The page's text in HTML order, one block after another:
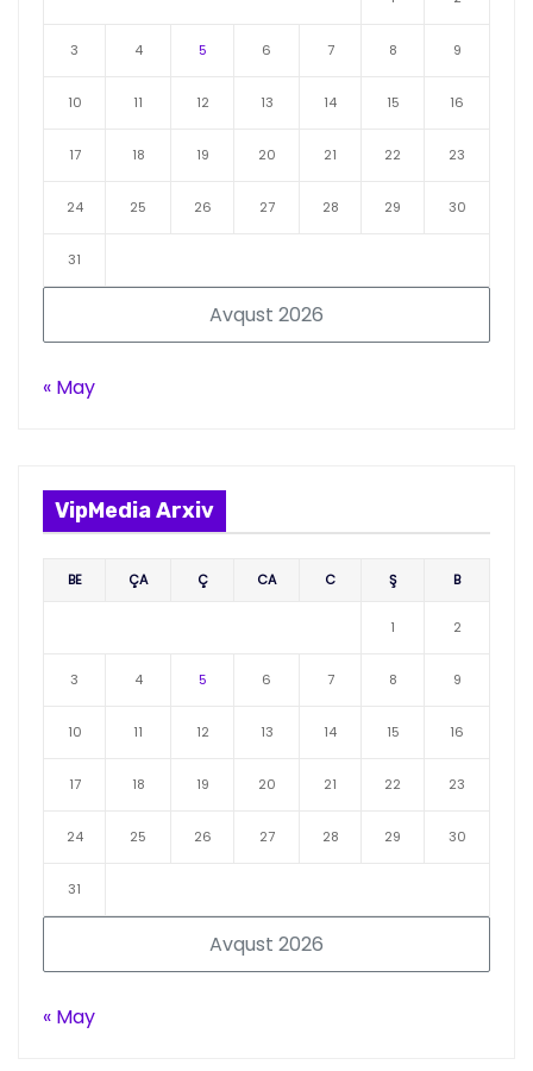
Avqust 2026
3 4 5 6 7 8 9
10 11 12 13 14 15 16
17 18 19 20 21 22 23
24 25 26 27 28 29 30
31
« May
VipMedia Arxiv
Avqust 2026
BE ÇA Ç CA C Ş B
1 2
3 4 5 6 7 8 9
10 11 12 13 14 15 16
17 18 19 20 21 22 23
24 25 26 27 28 29 30
31
« May